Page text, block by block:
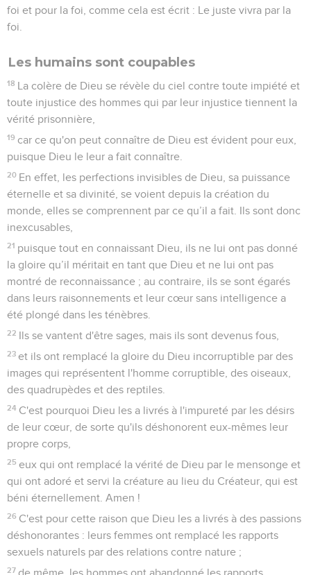
foi et pour la foi, comme cela est écrit : Le juste vivra par la
foi.
Les humains sont coupables
18 La colère de Dieu se révèle du ciel contre toute impiété et
toute injustice des hommes qui par leur injustice tiennent la
vérité prisonnière,
19 car ce qu'on peut connaître de Dieu est évident pour eux,
puisque Dieu le leur a fait connaître.
20 En effet, les perfections invisibles de Dieu, sa puissance
éternelle et sa divinité, se voient depuis la création du
monde, elles se comprennent par ce qu’il a fait. Ils sont donc
inexcusables,
21 puisque tout en connaissant Dieu, ils ne lui ont pas donné
la gloire qu’il méritait en tant que Dieu et ne lui ont pas
montré de reconnaissance ; au contraire, ils se sont égarés
dans leurs raisonnements et leur cœur sans intelligence a
été plongé dans les ténèbres.
22 Ils se vantent d'être sages, mais ils sont devenus fous,
23 et ils ont remplacé la gloire du Dieu incorruptible par des
images qui représentent l'homme corruptible, des oiseaux,
des quadrupèdes et des reptiles.
24 C'est pourquoi Dieu les a livrés à l'impureté par les désirs
de leur cœur, de sorte qu'ils déshonorent eux-mêmes leur
propre corps,
25 eux qui ont remplacé la vérité de Dieu par le mensonge et
qui ont adoré et servi la créature au lieu du Créateur, qui est
béni éternellement. Amen !
26 C'est pour cette raison que Dieu les a livrés à des passions
déshonorantes : leurs femmes ont remplacé les rapports
sexuels naturels par des relations contre nature ;
27 de même, les hommes ont abandonné les rapports